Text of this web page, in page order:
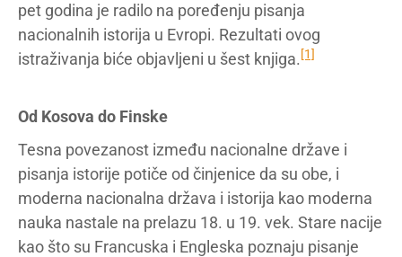
pet godina je radilo na poređenju pisanja
nacionalnih istorija u Evropi. Rezultati ovog
istraživanja biće objavljeni u šest knjiga. [1]
Od Kosova do Finske
Tesna povezanost između nacionalne države i
pisanja istorije potiče od činjenice da su obe, i
moderna nacionalna država i istorija kao moderna
nauka nastale na prelazu 18. u 19. vek. Stare nacije
kao što su Francuska i Engleska poznaju pisanje